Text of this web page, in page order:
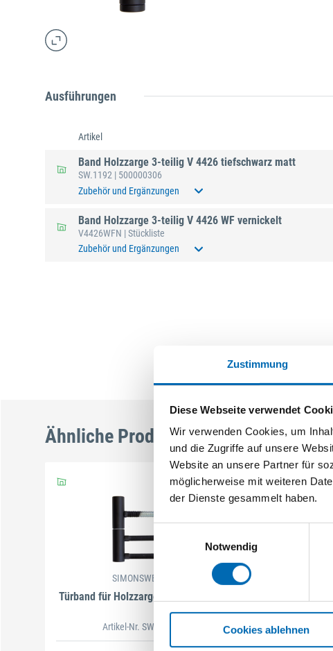
Zustimmung
Diese Webseite verwendet
Wir verwenden Cookies, um
und die Zugriffe auf unsere
Website an unsere Partner für
möglicherweise mit weiteren
der Dienste gesammelt haben.
Notwendig
Cookies ablehnen
Ausführungen
Artikel
Band Holzzarge 3-teilig V 4426 tiefschwarz matt
SW.1192 | 500000306
Zubehör und Ergänzungen
Band Holzzarge 3-teilig V 4426 WF vernickelt
V4426WFN | Stückliste
Zubehör und Ergänzungen
Ähnliche Produkte
SIMONSWERK
Türband für Holzzarge V 3420 2-tlg.
Artikel-Nr. SW.1191
WF